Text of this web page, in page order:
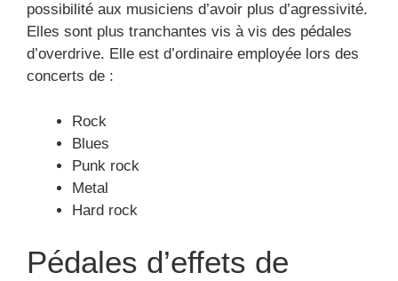
possibilité aux musiciens d’avoir plus d’agressivité.
Elles sont plus tranchantes vis à vis des pédales
d’overdrive. Elle est d’ordinaire employée lors des
concerts de :
Rock
Blues
Punk rock
Metal
Hard rock
Pédales d’effets de